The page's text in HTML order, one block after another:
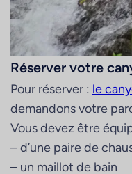
Réserver votre
Pour réserver : le
demandons votre
Vous devez être
– d’une paire de
– un maillot de bain